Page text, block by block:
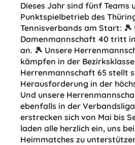
Dieses Jahr sind fünf Teams
Punktspielbetrieb des
Tennisverbands am Start: 🎾
Damenmannschaft 40 tritt
an. 🎾 Unsere
kämpfen in der
Herrenmannschaft 65 stellt
Herausforderung in der
Und unsere
ebenfalls in der
erstrecken sich von Mai bis
laden alle herzlich ein, uns
Heimmatches zu